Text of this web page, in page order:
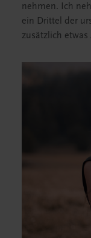
nehmen. Ich
ein Drittel der
zusätzlich